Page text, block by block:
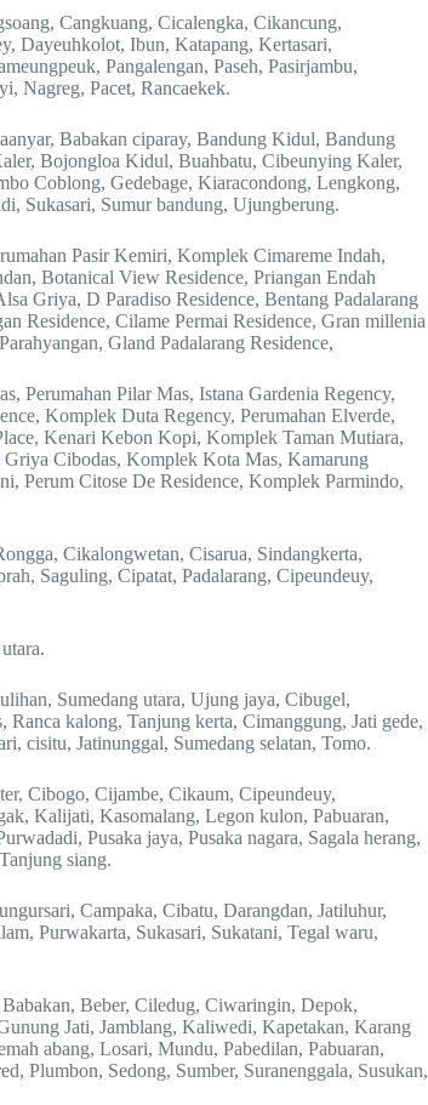
Cangkuang, Cicalengka, Cikancung,
Dayeuhkolot, Ibun, Katapang, Kertasari,
Pangalengan, Paseh, Pasirjambu,
Nagreg, Pacet, Rancaekek.
Babakan ciparay, Bandung Kidul, Bandung
Bojongloa Kidul, Buahbatu, Cibeunying Kaler,
Coblong, Gedebage, Kiaracondong, Lengkong,
Sukasari, Sumur bandung, Ujungberung.
Pasir Kemiri, Komplek Cimareme Indah,
Botanical View Residence, Priangan Endah
Griya, D Paradiso Residence, Bentang Padalarang
Residence, Cilame Permai Residence, Gran millenia
Gland Padalarang Residence,
Perumahan Pilar Mas, Istana Gardenia Regency,
Komplek Duta Regency, Perumahan Elverde,
Kenari Kebon Kopi, Komplek Taman Mutiara,
Cibodas, Komplek Kota Mas, Kamarung
Perum Citose De Residence, Komplek Parmindo,
Cikalongwetan, Cisarua, Sindangkerta,
Saguling, Cipatat, Padalarang, Cipeundeuy,
Sumedang utara, Ujung jaya, Cibugel,
Ranca kalong, Tanjung kerta, Cimanggung, Jati gede,
cisitu, Jatinunggal, Sumedang selatan, Tomo.
Cibogo, Cijambe, Cikaum, Cipeundeuy,
Kalijati, Kasomalang, Legon kulon, Pabuaran,
Pusaka jaya, Pusaka nagara, Sagala herang,
siang.
Campaka, Cibatu, Darangdan, Jatiluhur,
Purwakarta, Sukasari, Sukatani, Tegal waru,
Beber, Ciledug, Ciwaringin, Depok,
Jati, Jamblang, Kaliwedi, Kapetakan, Karang
abang, Losari, Mundu, Pabedilan, Pabuaran,
Plumbon, Sedong, Sumber, Suranenggala, Susukan,